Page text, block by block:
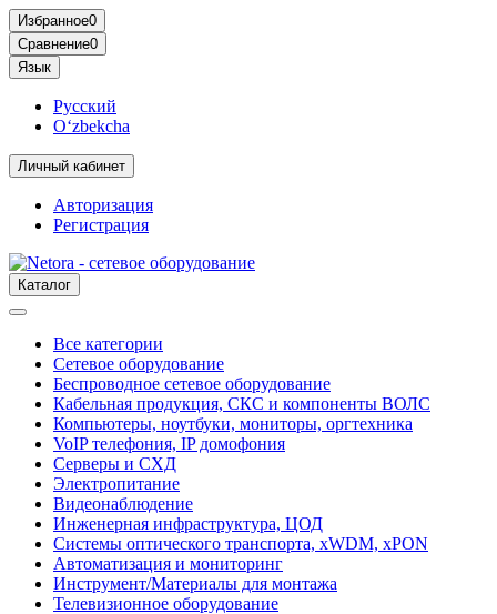
Избранное0
Сравнение0
Язык
Русский
O‘zbekcha
Личный кабинет
Авторизация
Регистрация
Каталог
Все категории
Сетевое оборудование
Беспроводное сетевое оборудование
Кабельная продукция, СКС и компоненты ВОЛС
Компьютеры, ноутбуки, мониторы, оргтехника
VoIP телефония, IP домофония
Серверы и СХД
Электропитание
Видеонаблюдение
Инженерная инфраструктура, ЦОД
Системы оптического транспорта, xWDM, xPON
Автоматизация и мониторинг
Инструмент/Материалы для монтажа
Телевизионное оборудование